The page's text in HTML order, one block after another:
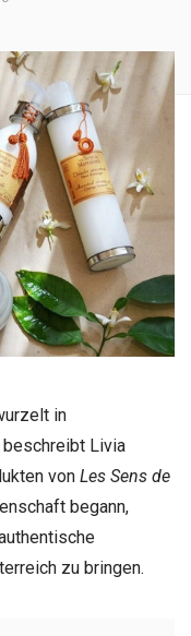
in
Livia
von Les Sens de
begann,
zu bringen.